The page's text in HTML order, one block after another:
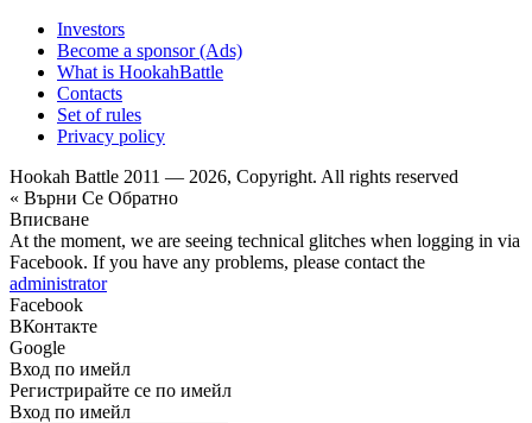
Investors
Become a sponsor (Ads)
What is HookahBattle
Contacts
Set of rules
Privacy policy
Hookah Battle 2011 — 2026, Copyright. All rights reserved
« Върни Се Обратно
Вписване
At the moment, we are seeing technical glitches when logging in via
Facebook. If you have any problems, please contact the
administrator
Facebook
ВКонтакте
Google
Вход по имейл
Регистрирайте се по имейл
Вход по имейл